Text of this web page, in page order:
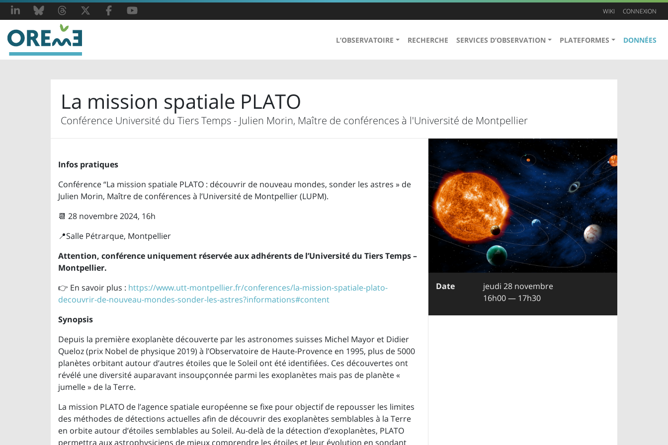
L’OBSERVATOIRE RECHERCHE SERVICES D’OBSERVATION PLATEFORMES DONNÉES
WIKI CONNEXION
LinkedInBlueskyThreads
X FacebookYouTube
La mission spatiale PLATO
Conférence Université du Tiers Temps - Julien Morin, Maître de conférences à l'Université de Montpellier
Infos pratiques
Conférence “La mission spatiale PLATO : découvrir de nouveau mondes, sonder les astres » de
Julien Morin, Maître de conférences à l’Université de Montpellier (LUPM).
📆 28 novembre 2024, 16h
📍Salle Pétrarque, Montpellier
Attention, conférence uniquement réservée aux adhérents de l’Université du Tiers Temps –
Montpellier.
👉 En savoir plus : https://www.utt-montpellier.fr/conferences/la-mission-spatiale-plato-
decouvrir-de-nouveau-mondes-sonder-les-astres?informations#content
Synopsis
Depuis la première exoplanète découverte par les astronomes suisses Michel Mayor et Didier
Queloz (prix Nobel de physique 2019) à l’Observatoire de Haute-Provence en 1995, plus de 5000
planètes orbitant autour d’autres étoiles que le Soleil ont été identifiées. Ces découvertes ont
révélé une diversité auparavant insoupçonnée parmi les exoplanètes mais pas de planète «
jumelle » de la Terre.
La mission PLATO de l’agence spatiale européenne se fixe pour objectif de repousser les limites
des méthodes de détections actuelles afin de découvrir des exoplanètes semblables à la Terre
en orbite autour d’étoiles semblables au Soleil. Au-delà de la détection d’exoplanètes, PLATO
permettra aux astrophysiciens de mieux comprendre les étoiles et leur évolution en sondant
Date
jeudi 28 novembre
16h00 — 17h30